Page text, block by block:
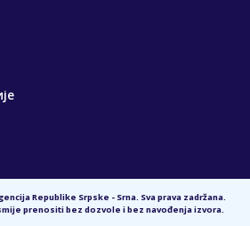
Republike Srpske - Srna. Sva prava zadržana.
prenositi bez dozvole i bez navođenja izvora.